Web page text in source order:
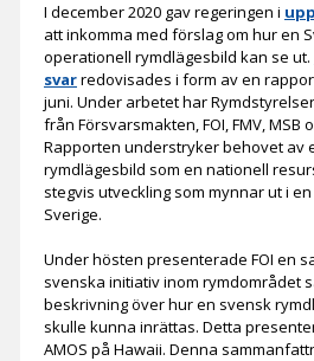
I december 2020 gav regeringen i
att inkomma med förslag om hur en
operationell rymdlägesbild kan se ut.
svarredovisades i form av en
juni. Under arbetet har
från Försvarsmakten, FOI, FMV, MSB
Rapporten understryker behovet av
rymdlägesbild som en nationell
stegvis utveckling som mynnar ut i
Sverige.
Under hösten presenterade FOI en
svenska initiativ inom rymdområdet
beskrivning över hur en svensk
skulle kunna inrättas. Detta
AMOS på Hawaii. Denna